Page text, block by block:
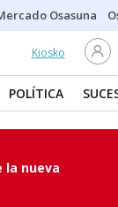
Osasuna
Kiosko
POLÍTICA
la nueva